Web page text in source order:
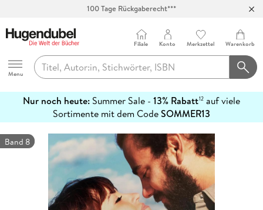
100 Tage Rückgaberecht***
Hugendubel
Menu
Filiale Konto Merkzettel Warenkorb
Nur noch heute: Summer Sale - 13% Rabatt12 auf viele
Sortimente mit dem CodeSOMMER13
erfahren
Band 8